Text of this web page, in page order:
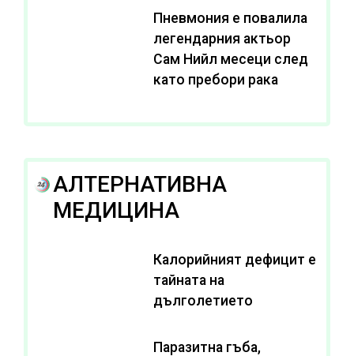
Пневмония е повалила
легендарния актьор
Сам Нийл месеци след
като пребори рака
АЛТЕРНАТИВНА
МЕДИЦИНА
Калорийният дефицит е
тайната на
дълголетието
Паразитна гъба,